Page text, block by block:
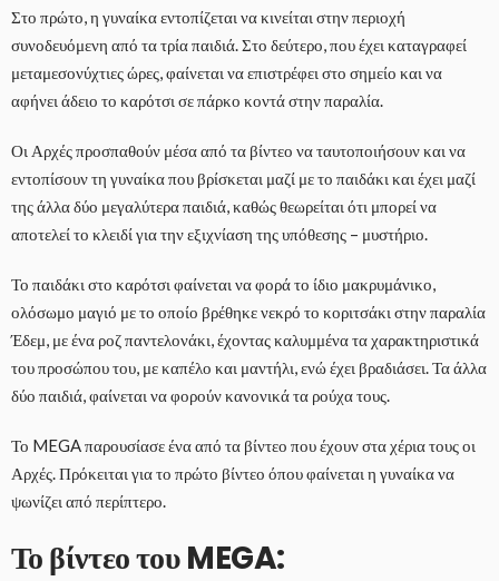
Στο πρώτο, η γυναίκα εντοπίζεται να κινείται στην περιοχή
συνοδευόμενη από τα τρία παιδιά. Στο δεύτερο, που έχει καταγραφεί
μεταμεσονύχτιες ώρες, φαίνεται να επιστρέφει στο σημείο και να
αφήνει άδειο το καρότσι σε πάρκο κοντά στην παραλία.
Οι Αρχές προσπαθούν μέσα από τα βίντεο να ταυτοποιήσουν και να
εντοπίσουν τη γυναίκα που βρίσκεται μαζί με το παιδάκι και έχει μαζί
της άλλα δύο μεγαλύτερα παιδιά, καθώς θεωρείται ότι μπορεί να
αποτελεί το κλειδί για την εξιχνίαση της υπόθεσης – μυστήριο.
Το παιδάκι στο καρότσι φαίνεται να φορά το ίδιο μακρυμάνικο,
ολόσωμο μαγιό με το οποίο βρέθηκε νεκρό το κοριτσάκι στην παραλία
Έδεμ, με ένα ροζ παντελονάκι, έχοντας καλυμμένα τα χαρακτηριστικά
του προσώπου του, με καπέλο και μαντήλι, ενώ έχει βραδιάσει. Τα άλλα
δύο παιδιά, φαίνεται να φορούν κανονικά τα ρούχα τους.
Το MEGA παρουσίασε ένα από τα βίντεο που έχουν στα χέρια τους οι
Αρχές. Πρόκειται για το πρώτο βίντεο όπου φαίνεται η γυναίκα να
ψωνίζει από περίπτερο.
Το βίντεο του MEGA: